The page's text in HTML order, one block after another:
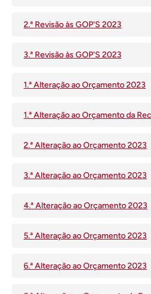
2.ª Revisão às GOP'S 2023
3.ª Revisão às GOP'S 2023
1.ª Alteração ao Orçamento 2023
1.ª Alteração ao Orçamento da
2.ª Alteração ao Orçamento 2023
3.ª Alteração ao Orçamento 2023
4.ª Alteração ao Orçamento 2023
5.ª Alteração ao Orçamento 2023
6.ª Alteração ao Orçamento 2023